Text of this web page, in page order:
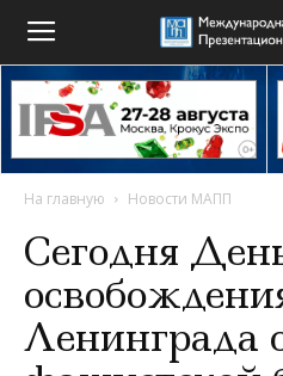
На главную Новости МАПП
Сегодня
Ленинграда